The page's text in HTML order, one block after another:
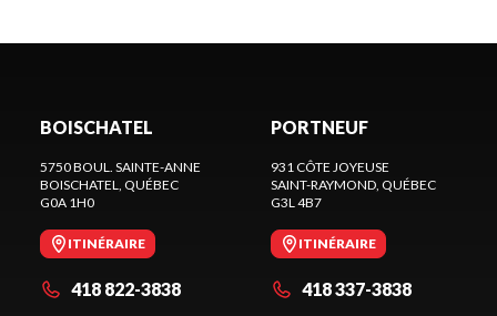
BOISCHATEL
5750 BOUL. SAINTE-ANNE
BOISCHATEL
, QUÉBEC
G0A 1H0
ITINÉRAIRE
418 822-3838
PORTNEUF
931 CÔTE JOYEUSE
SAINT-RAYMOND , QUÉBEC
G3L 4B7
ITINÉRAIRE
418 337-3838